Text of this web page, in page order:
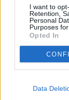
I want to
Retention,
Personal
Purposes
Opted In
Data